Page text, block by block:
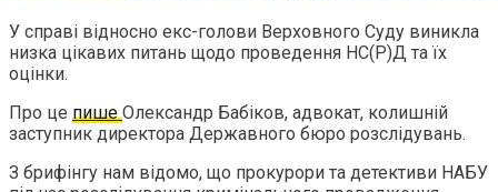
У справі відносно екс-голови Верховного Суду виникла
низка цікавих питань щодо проведення НС(Р)Д та їх
оцінки.
Про це пишеОлександр Бабіков, адвокат, колишній
заступник директора Державного бюро розслідувань.
З брифінгу нам відомо, що прокурори та детективи НАБУ